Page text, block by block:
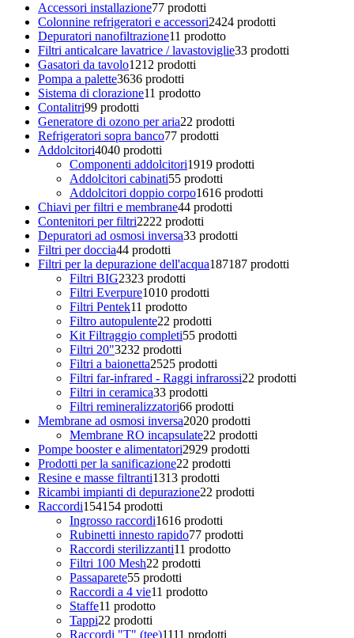
Accessori installazione77 prodotti
Colonnine refrigeratori e accessori2424 prodotti
Depuratori nanofiltrazione11 prodotto
Filtri anticalcare lavatrice / lavastoviglie33 prodotti
Gasatori da tavolo1212 prodotti
Pompa a palette3636 prodotti
Sistema di clorazione11 prodotto
Contalitri99 prodotti
Generatore di ozono per aria22 prodotti
Refrigeratori sopra banco77 prodotti
Addolcitori4040 prodotti
Componenti addolcitori1919 prodotti
Addolcitori cabinati55 prodotti
Addolcitori doppio corpo1616 prodotti
Chiavi per filtri e membrane44 prodotti
Contenitori per filtri2222 prodotti
Depuratori ad osmosi inversa33 prodotti
Filtri per doccia44 prodotti
Filtri per la depurazione dell'acqua187187 prodotti
Filtri BIG2323 prodotti
Filtri Everpure1010 prodotti
Filtri Pentek11 prodotto
Filtro autopulente22 prodotti
Kit Filtraggio completi55 prodotti
Filtri 20"3232 prodotti
Filtri a baionetta2525 prodotti
Filtri far-infrared - Raggi infrarossi22 prodotti
Filtri in ceramica33 prodotti
Filtri remineralizzatori66 prodotti
Membrane ad osmosi inversa2020 prodotti
Membrane RO incapsulate22 prodotti
Pompe booster e alimentatori2929 prodotti
Prodotti per la sanificazione22 prodotti
Resine e masse filtranti1313 prodotti
Ricambi impianti di depurazione22 prodotti
Raccordi154154 prodotti
Ingrosso raccordi1616 prodotti
Rubinetti innesto rapido77 prodotti
Raccordi sterilizzanti11 prodotto
Filtri 100 Mesh22 prodotti
Passaparete55 prodotti
Raccordi a 4 vie11 prodotto
Staffe11 prodotto
Tappi22 prodotti
Raccordi "T" (tee)1111 prodotti